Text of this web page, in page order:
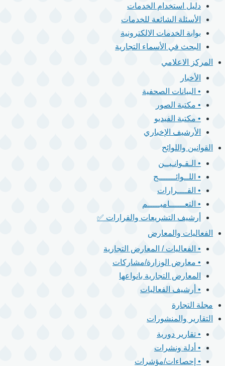
دليل استخدام الخدمات
الأسئلة الشائعة للخدمات
بوابة الخدمات الالكترونية
البحث في الأسماء التجارية
المركز الاعلامي
الأخبار
• البيانات الصحفية
• مكتبة الصور
• مكتبة الفيديو
الأرشيف الإخباري
القوانين واللوائح
• الـقـوانـيــن
• اللــوائـــــــح
• القــــرارات
• التعــــــاميـــــم
أرشيف التشريعات والقرارات ✅
الفعاليات والمعارض
• الفعاليات / المعارض التجارية
• معارض الوزارة/مشاركات
المعارض التجارية بانواعها
• أرشيف الفعاليات
مجلة التجارة
التقارير والمنشورات
• تقارير دورية
• أدلة ونشرات
• إحصاءات/مؤشرات